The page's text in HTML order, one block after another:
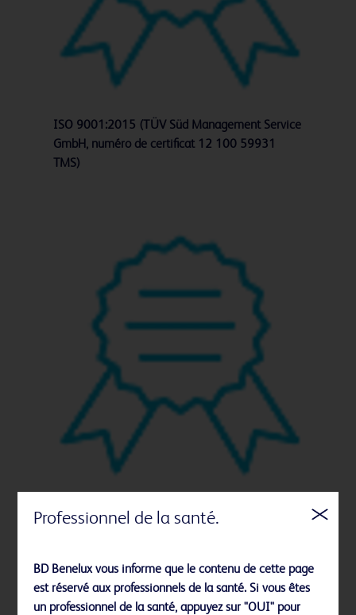
ISO 9001:2015 (TÜV Süd Management Service
GmbH, numéro de certificat 12 100 59931
TMS)
Conformité des normes BD Cato™et BD Cato™
Service GmbH)
Professionnel de la santé.
BD Benelux vous informe que le contenu de cette page
est réservé aux professionnels de la santé. Si vous êtes
un professionnel de la santé, appuyez sur "OUI" pour